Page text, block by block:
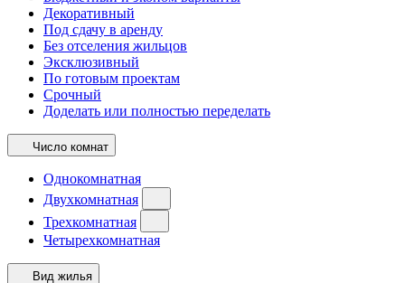
Декоративный
Под сдачу в аренду
Без отселения жильцов
Эксклюзивный
По готовым проектам
Срочный
Доделать или полностью переделать
Число комнат
Однокомнатная
Двухкомнатная
Трехкомнатная
Четырехкомнатная
Вид жилья